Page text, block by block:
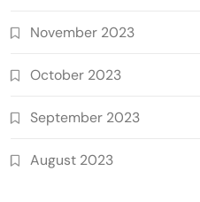
November 2023
October 2023
September 2023
August 2023